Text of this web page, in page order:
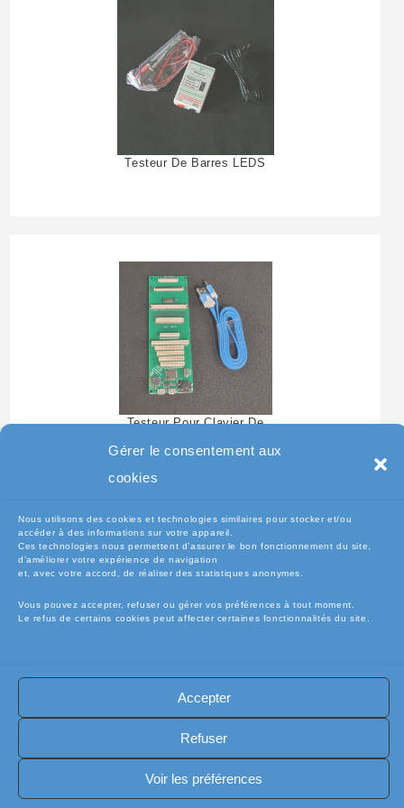
Gérer le consentement aux
cookies
Nous utilisons des cookies et technologies similaires pour stocker et/ou
accéder à des informations sur votre appareil.
Ces technologies nous permettent d’assurer le bon fonctionnement du site,
d’améliorer votre expérience de navigation
et, avec votre accord, de réaliser des statistiques anonymes.
Vous pouvez accepter, refuser ou gérer vos préférences à tout moment.
Le refus de certains cookies peut affecter certaines fonctionnalités du site.
Accepter
Refuser
Voir les préférences
Testeur De Barres LEDS
Testeur Pour Clavier De
🧾Conditions Générales de Vente (CGV)
🧾 Mentions légales
🔐 Politique de confidentialité
🔐 Exercer mes droits RGPD
🍪 Politique de cookies (UE)
📦Livraisons et retours
🛡️ Assurance casse / perte
Copyright [electro-pieces-occase.fr]